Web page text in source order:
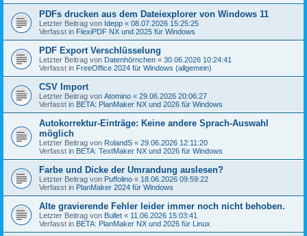
PDFs drucken aus dem Dateiexplorer von Windows 11
Letzter Beitrag von Idepp « 08.07.2026 15:25:25
Verfasst in FlexiPDF NX und 2025 für Windows
PDF Export Verschlüsselung
Letzter Beitrag von Datenhörnchen « 30.06.2026 10:24:41
Verfasst in FreeOffice 2024 für Windows (allgemein)
CSV Import
Letzter Beitrag von Atomino « 29.06.2026 20:06:27
Verfasst in BETA: PlanMaker NX und 2026 für Windows
Autokorrektur-Einträge: Keine andere Sprach-Auswahl
möglich
Letzter Beitrag von RolandS « 29.06.2026 12:11:20
Verfasst in BETA: TextMaker NX und 2026 für Windows
Farbe und Dicke der Umrandung auslesen?
Letzter Beitrag von Puffolino « 18.06.2026 09:59:22
Verfasst in PlanMaker 2024 für Windows
Alte gravierende Fehler leider immer noch nicht behoben.
Letzter Beitrag von Bullet « 11.06.2026 15:03:41
Verfasst in BETA: PlanMaker NX und 2026 für Linux